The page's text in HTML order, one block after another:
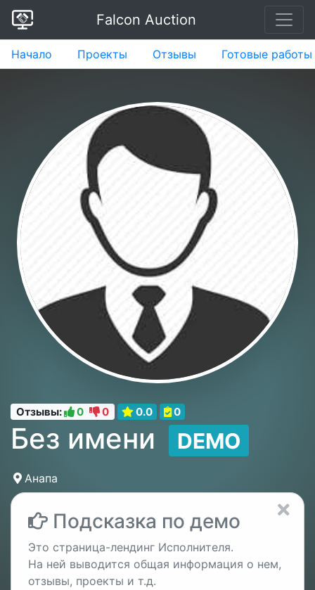
Falcon Auction
Начало Проекты Отзывы Готовые работы
Отзывы: 0 0 0.0 0
Без имени DEMO
Анапа
Подсказка по демо
Это страница-лендинг Исполнителя.
На ней выводится общая информация о нем,
отзывы, проекты и т.д.